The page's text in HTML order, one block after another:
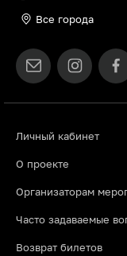
Личный кабинет
О проекте
Организаторам
Часто задаваемые
Возврат билетов
Все города